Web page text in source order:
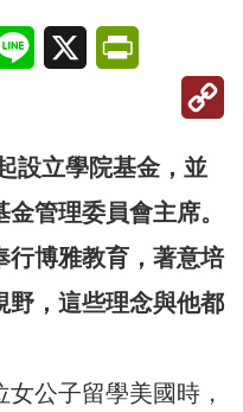
Line X
設立學院基金，並
管理委員會主席。
行博雅教育，著意培
野，這些理念與他都
公子留學美國時，